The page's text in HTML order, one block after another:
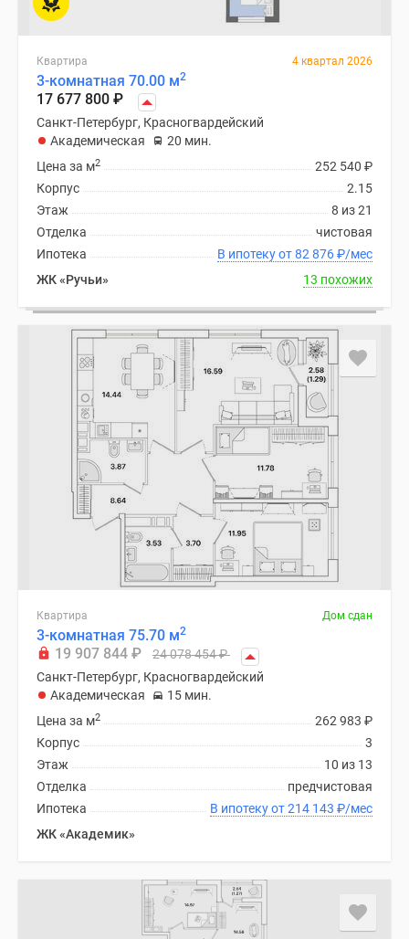
Квартира 4 квартал 2026
3-комнатная 70.00 м2
17 677 800 ₽
Санкт-Петербург, Красногвардейский
Академическая
20 мин.
252 540 ₽
Цена за м2
2.15
Корпус
8 из 21
Этаж
чистовая
Отделка
В ипотеку от 82 876₽/мес
Ипотека
ЖК «Ручьи»
13 похожих
Квартира Дом сдан
3-комнатная 75.70 м2
19 907 844 ₽ 24 078 454₽
Санкт-Петербург, Красногвардейский
Академическая
15 мин.
262 983 ₽
Цена за м2
3
Корпус
10 из 13
Этаж
предчистовая
Отделка
В ипотеку от 214 143 ₽/мес
Ипотека
ЖК «Академик»